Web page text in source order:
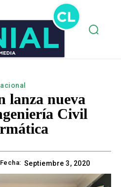
lanza nueva
Civil
Fecha: Septiembre 3, 2020